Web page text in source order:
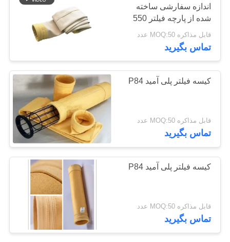
سیاست
حفظ
حریم
خصوصیکیسه فیلتر فایبرگلاس
67
45
اندازه سفارشی ساخته
شده از پارچه فیلتر 550
GSM P84 برای جمع آوری
گرد و غبار صنعتی مختلف
و سیستم های فیلتر
قابل مذاکره MOQ:50 عدد
تماس بگیرید
کیسه فیلتر پلی آمید P84
قابل مذاکره MOQ:50 عدد
تماس بگیرید
کیسه فیلتر پلی آمید P84
قابل مذاکره MOQ:50 عدد
تماس بگیرید